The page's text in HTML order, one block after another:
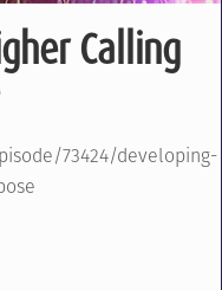
Calling
73424/developing-